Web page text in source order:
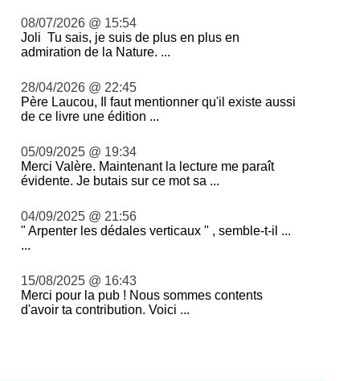
08/07/2026 @ 15:54
Joli Tu sais, je suis de plus en plus en
admiration de la Nature. ...
28/04/2026 @ 22:45
Père Laucou, Il faut mentionner qu'il existe aussi
de ce livre une édition ...
05/09/2025 @ 19:34
Merci Valère. Maintenant la lecture me paraît
évidente. Je butais sur ce mot sa ...
04/09/2025 @ 21:56
" Arpenter les dédales verticaux " , semble-t-il ...
...
15/08/2025 @ 16:43
Merci pour la pub ! Nous sommes contents
d'avoir ta contribution. Voici ...